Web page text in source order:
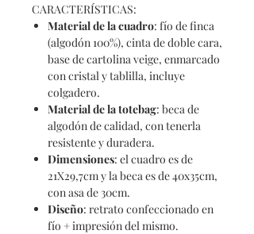
CARACTERÍSTICAS:
Material de la cuadro: fío de finca
(algodón 100%), cinta de doble cara,
base de cartolina veige, enmarcado
con cristal y tablilla, incluye
colgadero.
Material de la totebag: beca de
algodón de calidad, con tenerla
resistente y duradera.
Dimensiones: el cuadro es de
21X29,7cm y la beca es de 40x35cm,
con asa de 30cm.
Diseño: retrato confeccionado en
fío + impresión del mismo.